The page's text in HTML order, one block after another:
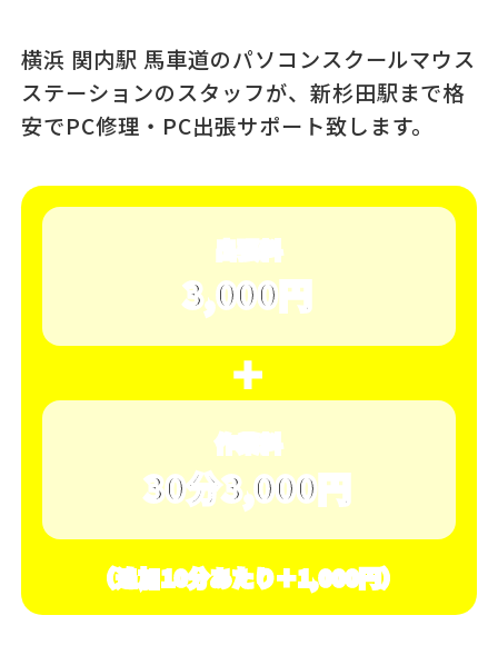
横浜 関内駅 馬車道のパソコンスクールマウス
ステーションのスタッフが、 新杉田駅まで格
安でPC修理・PC出張サポート致します。
出張料
3,000円
＋
作業料
30分3,000円
（追加10分あたり＋1,000円）